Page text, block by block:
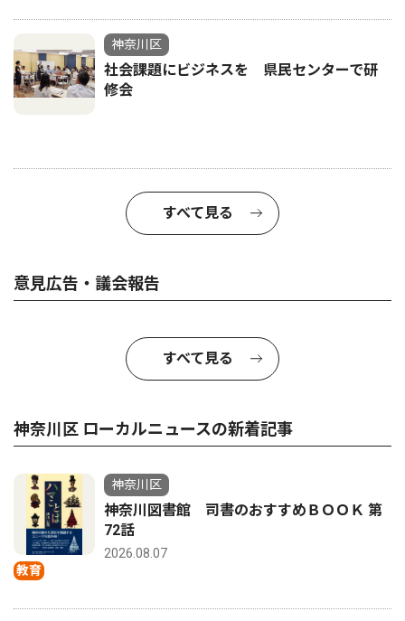
神奈川区
社会課題にビジネスを 県民センターで研
修会
すべて見る
意見広告・議会報告
すべて見る
神奈川区 ローカルニュースの新着記事
教育
神奈川区
神奈川図書館 司書のおすすめＢＯＯＫ 第
72話
2026.08.07